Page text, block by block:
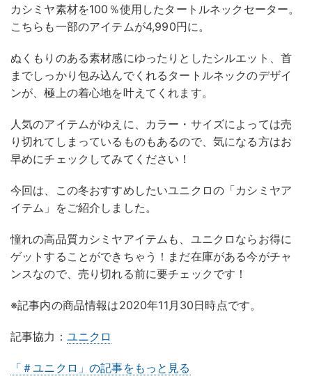
カシミヤ素材を100％使用したタートルネックセーター。
こちらも一部のアイテムが4,990円に。
ぬくもりのある素材感にゆったりとしたシルエット、首
までしっかり包み込んでくれるタートルネックのデザイ
ンが、極上の着心地を叶えてくれます。
人気のアイテムがゆえに、カラー・サイズによっては売
り切れてしまっているものもあるので、気になる方はお
早めにチェックしてみてください！
今回は、この冬おすすめしたいユニクロの「カシミヤア
イテム」をご紹介しました。
憧れの高品質カシミヤアイテムも、ユニクロならお得に
ゲットすることができちゃう！まだ在庫がある今がチャ
ンスなので、売り切れる前に要チェックです！
※記事内の商品情報は2020年11月30日時点です。
記事協力： ユニクロ
「＃ユニクロ」の記事をもっと見る